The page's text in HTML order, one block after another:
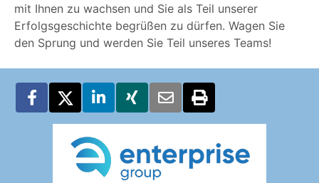
mit Ihnen zu wachsen und Sie als Teil unserer
Erfolgsgeschichte begrüßen zu dürfen. Wagen Sie
den Sprung und werden Sie Teil unseres Teams!